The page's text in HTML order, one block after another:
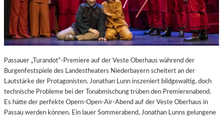
Passauer „Turandot“-Premiere auf der Veste Oberhaus während der
Burgenfestspiele des Landestheaters Niederbayern scheitert an der
Lautstärke der Protagonisten. Jonathan Lunn inszeniert bildgewaltig, doch
technische Probleme bei der Tonabmischung trüben den Premierenabend.
Es hätte der perfekte Opern-Open-Air-Abend auf der Veste Oberhaus in
Passau werden können. Ein lauer Sommerabend, Jonathan Lunns gelungene